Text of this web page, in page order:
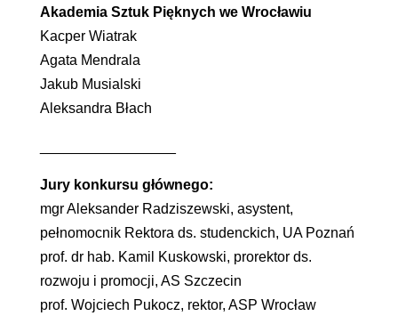
Akademia Sztuk Pięknych we Wrocławiu
Kacper Wiatrak
Agata Mendrala
Jakub Musialski
Aleksandra Błach
Jury konkursu głównego:
mgr Aleksander Radziszewski, asystent,
pełnomocnik Rektora ds. studenckich, UA Poznań
prof. dr hab. Kamil Kuskowski, prorektor ds.
rozwoju i promocji, AS Szczecin
prof. Wojciech Pukocz, rektor, ASP Wrocław